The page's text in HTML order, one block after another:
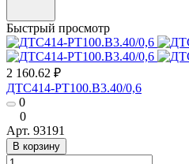
Быстрый просмотр
2 160.62 ₽
ДТС414-РТ100.В3.40/0,6
0
0
Арт. 93191
В корзину